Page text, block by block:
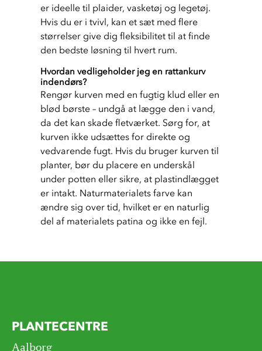
er ideelle til plaider, vasketøj og legetøj.
Hvis du er i tvivl, kan et sæt med flere
størrelser give dig fleksibilitet til at finde
den bedste løsning til hvert rum.
Hvordan vedligeholder jeg en rattankurv
indendørs?
Rengør kurven med en fugtig klud eller en
blød børste – undgå at lægge den i vand,
da det kan skade fletværket. Sørg for, at
kurven ikke udsættes for direkte og
vedvarende fugt. Hvis du bruger kurven til
planter, bør du placere en underskål
under potten eller sikre, at plastindlægget
er intakt. Naturmaterialets farve kan
ændre sig over tid, hvilket er en naturlig
del af materialets patina og ikke en fejl.
PLANTECENTRE
Aalborg